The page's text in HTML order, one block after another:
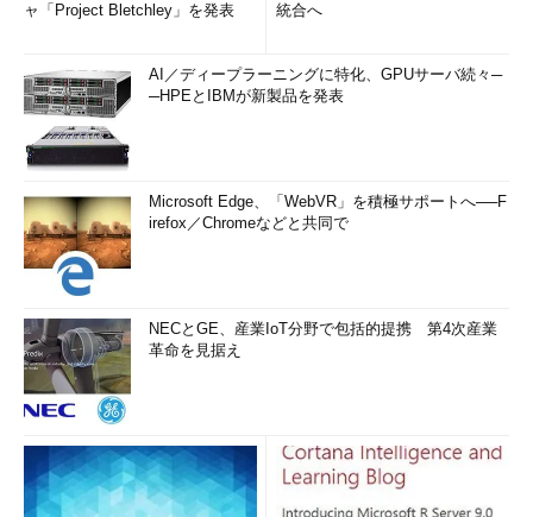
ャ「Project Bletchley」を発表
統合へ
AI／ディープラーニングに特化、GPUサーバ続々─
─HPEとIBMが新製品を発表
Microsoft Edge、「WebVR」を積極サポートへ──F
irefox／Chromeなどと共同で
NECとGE、産業IoT分野で包括的提携 第4次産業
革命を見据え